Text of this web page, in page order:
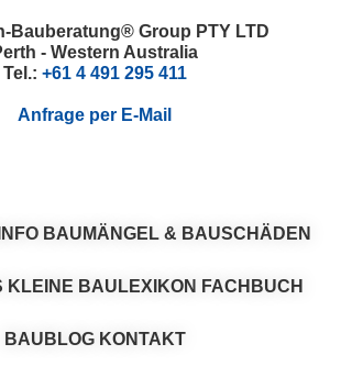
Bauberatung® Group PTY LTD
- Western Australia
Tel.: +61 4 491 295 411
Anfrage per E-Mail
BAUMÄNGEL & BAUSCHÄDEN
KLEINE BAULEXIKON FACHBUCH
BAUBLOG KONTAKT